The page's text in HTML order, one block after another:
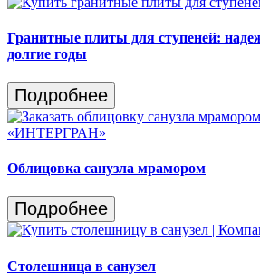
Гранитные плиты для ступеней:
долгие годы
Подробнее
Облицовка санузла мрамором
Подробнее
Столешница в санузел